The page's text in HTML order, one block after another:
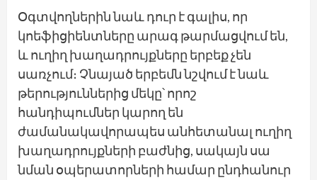
Օգտվողներին նաև դուր է գալիս, որ
կոեֆիցիենտները արագ թարմացվում են,
և ուղիղ խաղադրույքները երբեք չեն
սառչում։ Չնայած երբեմն նշվում է նաև
թերություններից մեկը՝ որոշ
հանդիպումներ կարող են
ժամանակավորապես անհետանալ ուղիղ
խաղադրույքների բաժնից, սակայն սա
նման օպերատորների համար ընդհանուր